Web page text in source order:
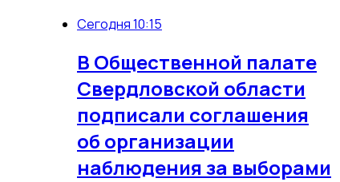
Сегодня 10:15
В Общественной палате
Свердловской области
подписали соглашения
об организации
наблюдения за выборами